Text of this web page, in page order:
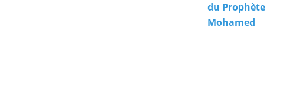
du Prophète
Mohamed